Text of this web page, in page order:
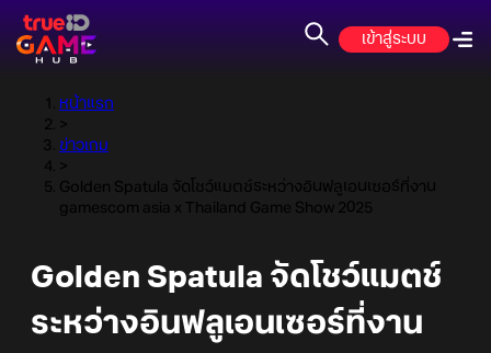
เข้าสู่ระบบ
หน้าแรก
>
ข่าวเกม
>
Golden Spatula จัดโชว์แมตช์ระหว่างอินฟลูเอนเซอร์ที่งาน
gamescom asia x Thailand Game Show 2025
Golden Spatula จัดโชว์แมตช์
ระหว่างอินฟลูเอนเซอร์ที่งาน